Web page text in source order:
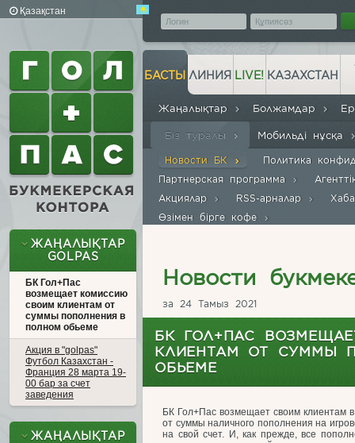
Қазақстан
ЖАҢАЛЫҚТАР
GOLPAS
БК Гол+Пас
возмещает комиссию
своим клиентам от
суммы пополнения в
полном обьеме
Акция в "golpas"
Футбол Казахстан -
Франция 28 марта 19-
00 бар за счет
заведения
ЖАҢАЛЫҚТАР
БАСТЫ
Жаңалықтар Болжамдар
Біз туралы
Новости БК
Политика
Партнерская программа
Акциялар
RSS-арналар
Өзімен бірге кофе
Мобильді нұсқа
ЛИНИЯ LIVE! КАЗАХСТАН
Новости
за 24 Тамыз 2021
БК ГОЛ+ПАС
КЛИЕНТАМ ОТ СУММЫ
ОБЬЕМЕ
БК Гол+Пас возмещает своим клиентам
от суммы наличного пополнения на
на свой счет. И, как прежде, все